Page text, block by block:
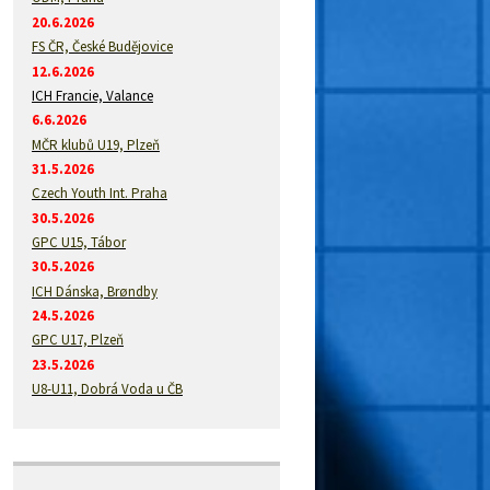
20.6.2026
FS ČR, České Budějovice
12.6.2026
ICH Francie, Valance
6.6.2026
MČR klubů U19, Plzeň
31.5.2026
Czech Youth Int. Praha
30.5.2026
GPC U15, Tábor
30.5.2026
ICH Dánska, Brøndby
24.5.2026
GPC U17, Plzeň
23.5.2026
U8-U11, Dobrá Voda u ČB